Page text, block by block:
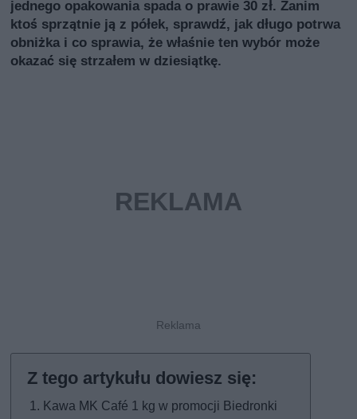
jednego opakowania spada o prawie 30 zł. Zanim
ktoś sprzątnie ją z półek, sprawdź, jak długo potrwa
obniżka i co sprawia, że właśnie ten wybór może
okazać się strzałem w dziesiątkę.
Kawa MK Café 1 kg w promocji Biedronki